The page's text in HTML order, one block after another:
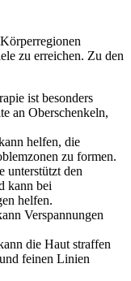
zu erreichen. Zu den
ist besonders
an Oberschenkeln,
helfen, die
zu formen.
unterstützt den
kann bei
helfen.
Verspannungen
die Haut straffen
feinen Linien